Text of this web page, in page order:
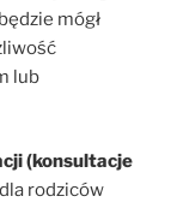
mógł
lub
(konsultacje
dla rodziców